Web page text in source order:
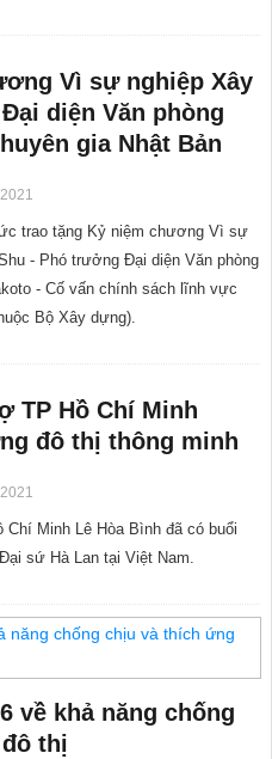
Vì sự nghiệp Xây
diện Văn phòng
gia Nhật Bản
trao tặng Kỷ niệm chương Vì sự
- Phó trưởng Đại diện Văn phòng
- Cố vấn chính sách lĩnh vực
Bộ Xây dựng).
TP Hồ Chí Minh
đô thị thông minh
Minh Lê Hòa Bình đã có buổi
sứ Hà Lan tại Việt Nam.
về khả năng chống
thị